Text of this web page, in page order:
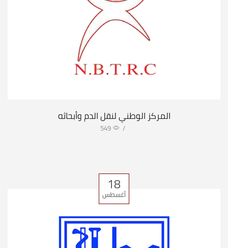
المركز الوطني لنقل الدم وأبحاثه
/
549
18
أغسطس